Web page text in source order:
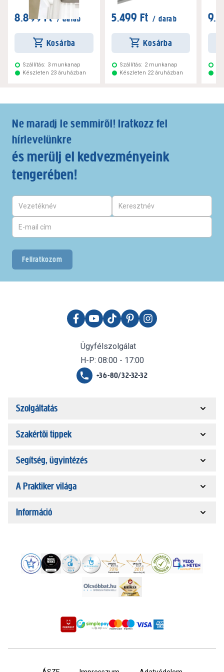
8.899 Ft / darab
Kosárba
Szállítás: 3 munkanap
Készleten 23 áruházban
5.499 Ft / darab
Kosárba
Szállítás: 2 munkanap
Készleten 22 áruházban
Ne maradj le semmiről! Iratkozz fel
hírlevelünkre
és merülj el kedvezményeink
tengerében!
Feliratkozom
Ügyfélszolgálat
H-P: 08:00 - 17:00
+36-80/32-32-32
Szolgáltatás
Szakértői tippek
Segítség, ügyintézés
A Praktiker világa
Információ